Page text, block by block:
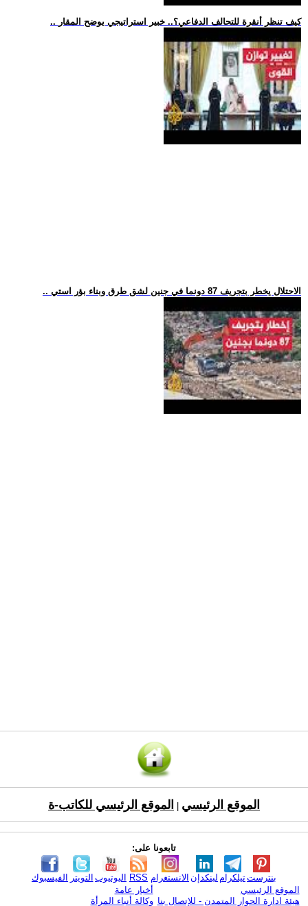
.. كيف تنظر أنقرة للتحالف الدفاعي؟.. خبير استراتيجي يوضح المقار
.. الاحتلال يخطر بتجريف 87 دونما في جنين لشق طرق وبناء بؤر استي
الموقع الرئيسي الموقع الرئيسي للكاتب-ة
تابعونا على:
الفيسبوك التويتر اليوتيوب RSS الانستغرام لينكدإن تيلكرامبنترست
الموقع الرئيسي
هيئة ادارة الحوار المتمدن - للإتصال بنا
أخبار عامة
وكالة أنباء المرأة